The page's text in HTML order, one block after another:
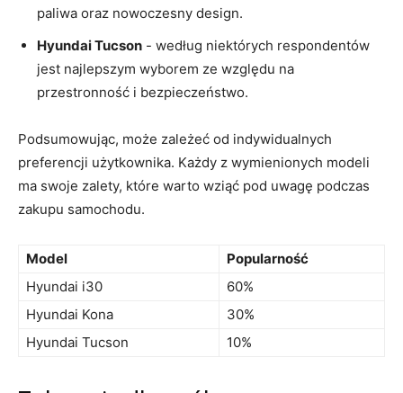
paliwa oraz nowoczesny design.
Hyundai Tucson ‌-​ według niektórych respondentów
jest najlepszym wyborem ze względu na
przestronność i bezpieczeństwo.
Podsumowując, może ⁢zależeć od indywidualnych
preferencji użytkownika. Każdy z wymienionych ⁢modeli
ma swoje zalety, które​ warto wziąć pod uwagę podczas
zakupu ‌samochodu.
Model
Popularność
Hyundai i30
60%
Hyundai Kona
30%
Hyundai Tucson
10%